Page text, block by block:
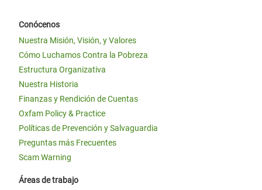
Conócenos
Nuestra Misión, Visión, y Valores
Cómo Luchamos Contra la Pobreza
Estructura Organizativa
Nuestra Historia
Finanzas y Rendición de Cuentas
Oxfam Policy & Practice
Políticas de Prevención y Salvaguardia
Preguntas más Frecuentes
Scam Warning
Áreas de trabajo